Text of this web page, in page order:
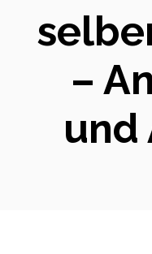
–
und